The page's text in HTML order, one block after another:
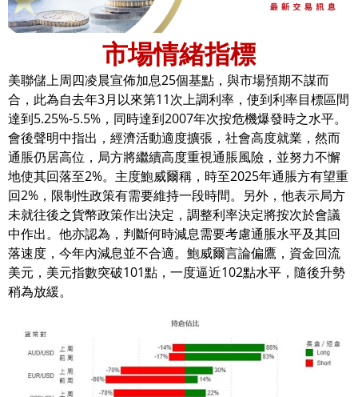
市場情緒指標
美聯儲上周四凌晨宣佈加息25個基點，與市場預期不謀而
合，此為自去年3月以來第11次上調利率，使到利率目標區間
達到5.25%-5.5%，同時達到2007年次按危機爆發時之水平。
會後聲明中指出，經濟活動適度擴張，社會高度就業，然而
通脹仍居高位，局方將繼續高度重視通脹風險，並努力不懈
地使其回落至2%。主度鮑威爾稱，時至2025年通脹方有望重
回2%，限制性政策有需要維持一段時間。另外，他表示局方
未就往後之貨幣政策作出決定，調整利率決定將按次於會議
中作出。他亦認為，判斷何時減息需要考慮通脹水平及其回
落速度，今年內減息並不合適。鮑威爾言論偏鷹，資金回流
美元，美元指數突破101點，一度逼近102點水平，隨後升勢
稍為放緩。